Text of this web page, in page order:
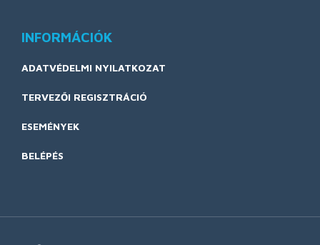
INFORMÁCIÓK
ADATVÉDELMI NYILATKOZAT
TERVEZŐI REGISZTRÁCIÓ
ESEMÉNYEK
BELÉPÉS